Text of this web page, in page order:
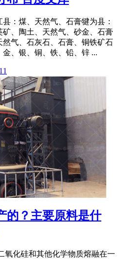
：煤、天然气、石膏犍为县：
、陶土、天然气、砂金、石膏
气、石灰石、石膏、铜铁矿石
、银、铜、铁、铅、锌 ...
的？主要原料是什
氧化硅和其他化学物质熔融在一